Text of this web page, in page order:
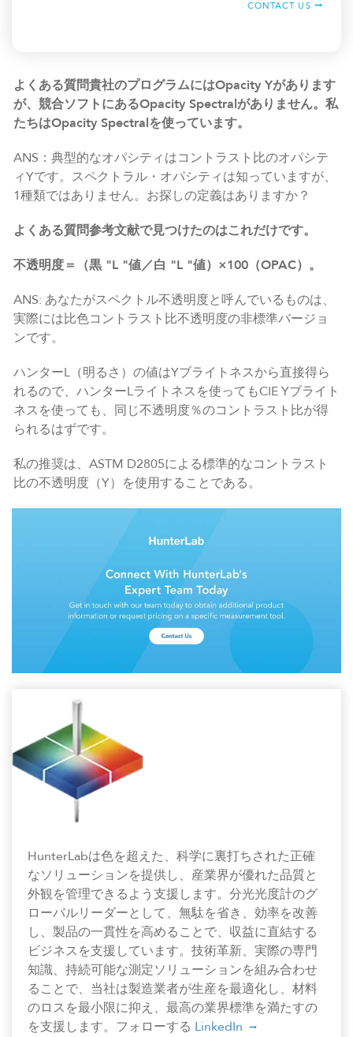
CONTACT US
よくある質問貴社のプログラムにはOpacity Yがあります
が、競合ソフトにあるOpacity Spectralがありません。私
たちはOpacity Spectralを使っています。
ANS：典型的なオパシティはコントラスト比のオパシテ
ィYです。スペクトラル・オパシティは知っていますが、
1種類ではありません。お探しの定義はありますか？
よくある質問参考文献で見つけたのはこれだけです。
不透明度＝（黒 "L "値／白 "L "値）×100（OPAC）。
ANS: あなたがスペクトル不透明度と呼んでいるものは、
実際には比色コントラスト比不透明度の非標準バージョ
ンです。
ハンターL（明るさ）の値はYブライトネスから直接得ら
れるので、ハンターLライトネスを使ってもCIE Yブライト
ネスを使っても、同じ不透明度％のコントラスト比が得
られるはずです。
私の推奨は、ASTM D2805による標準的なコントラスト
比の不透明度（Y）を使用することである。
HunterLabは色を超えた、科学に裏打ちされた正確
なソリューションを提供し、産業界が優れた品質と
外観を管理できるよう支援します。分光光度計のグ
ローバルリーダーとして、無駄を省き、効率を改善
し、製品の一貫性を高めることで、収益に直結する
ビジネスを支援しています。技術革新、実際の専門
知識、持続可能な測定ソリューションを組み合わせ
ることで、当社は製造業者が生産を最適化し、材料
のロスを最小限に抑え、最高の業界標準を満たすの
を支援します。フォローする LinkedIn